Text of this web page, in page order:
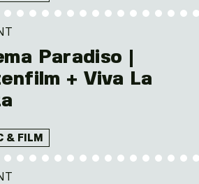
Paradiso |
+ Viva La
& FILM